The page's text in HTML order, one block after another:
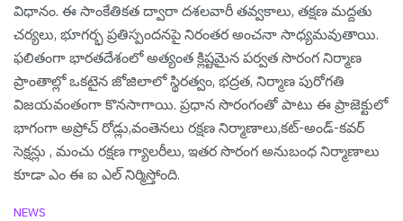
విధానం. ఈ సాంకేతికత ద్వారా దశలవారీ తవ్వకాలు, తక్షణ మద్దతు
చర్యలు, భూగర్భ ప్రతిస్పందనపై నిరంతర అంచనా సాధ్యమవుతాయి.
ఫలితంగా భారతదేశంలో అత్యంత క్లిష్టమైన పర్వత సొరంగ నిర్మాణ
ప్రాంతాల్లో ఒకటైన జోజిలాలో స్థిరత్వం, భద్రత, నిర్మాణ పురోగతి
విజయవంతంగా కొనసాగాయి. ప్రధాన సొరంగంతో పాటు ఈ ప్రాజెక్టులో
భాగంగా అప్రోచ్ రోడ్లు,వంతెనలు రక్షణ నిర్మాణాలు,కట్-అండ్-కవర్
సెక్షన్లు , మంచు రక్షణ గ్యాలరీలు, ఇతర సొరంగ అనుబంధ నిర్మాణాలు
కూడా ఎం ఈ ఐ ఎల్ నిర్మిస్తోంది.
C
NEWS